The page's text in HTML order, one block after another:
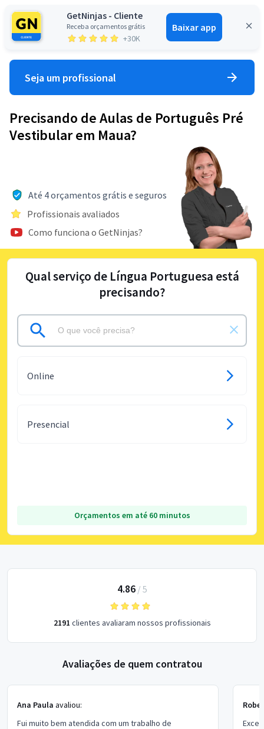
GetNinjas - Cliente
Receba orçamentos grátis
+30K
Baixar app
Entrar
Seja um profissional
Precisando de Aulas de Português Pré
Vestibular em Maua?
Até 4 orçamentos grátis e seguros
Profissionais avaliados
Como funciona o GetNinjas?
Qual serviço de Língua Portuguesa está
precisando?
Online
Presencial
Orçamentos em até 60 minutos
4.86/ 5
2191 clientes avaliaram nossos profissionais
Avaliações de quem contratou
Ana Paula avaliou:
Fui muito bem atendida com um trabalho de